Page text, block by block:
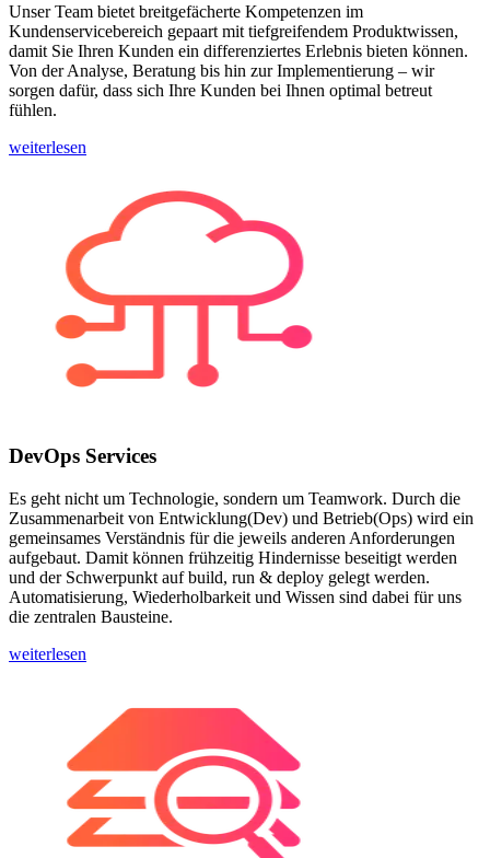
Unser Team bietet breitgefächerte Kompetenzen im
Kundenservicebereich gepaart mit tiefgreifendem Produktwissen,
damit Sie Ihren Kunden ein differenziertes Erlebnis bieten können.
Von der Analyse, Beratung bis hin zur Implementierung – wir
sorgen dafür, dass sich Ihre Kunden bei Ihnen optimal betreut
fühlen.
weiterlesen
DevOps Services
Es geht nicht um Technologie, sondern um Teamwork. Durch die
Zusammenarbeit von Entwicklung(Dev) und Betrieb(Ops) wird ein
gemeinsames Verständnis für die jeweils anderen Anforderungen
aufgebaut. Damit können frühzeitig Hindernisse beseitigt werden
und der Schwerpunkt auf build, run & deploy gelegt werden.
Automatisierung, Wiederholbarkeit und Wissen sind dabei für uns
die zentralen Bausteine.
weiterlesen